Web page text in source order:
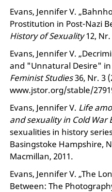
Evans, Jennifer V.
Prostitution in Post-Nazi
History of Sexuality12, Nr.
Evans, Jennifer V.
and "Unnatural Desire" in
Feminist Studies36, Nr. 3
www.jstor.org/stable/
Evans, Jennifer V. Life
and sexuality in Cold War
sexualities in history
Basingstoke Hampshire,
Macmillan, 2011.
Evans, Jennifer V. „The
Between: The